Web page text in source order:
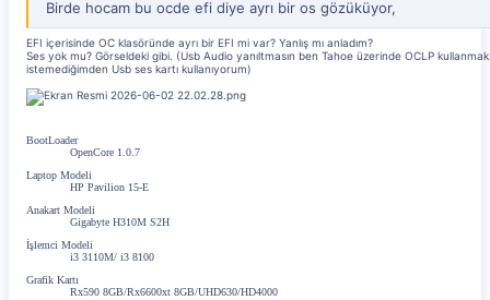
Birde hocam bu ocde efi diye ayrı bir os gözüküyor,
EFI içerisinde OC klasöründe ayrı bir EFI mi var? Yanlış mı anladım?
Ses yok mu? Görseldeki gibi. (Usb Audio yanıltmasın ben Tahoe üzerinde OCLP kullanmak
istemediğimden Usb ses kartı kullanıyorum)
BootLoader
OpenCore 1.0.7
Laptop Modeli
HP Pavilion 15-E
Anakart Modeli
Gigabyte H310M S2H
İşlemci Modeli
i3 3110M/ i3 8100
Grafik Kartı
Rx590 8GB/Rx6600xt 8GB/UHD630/HD4000